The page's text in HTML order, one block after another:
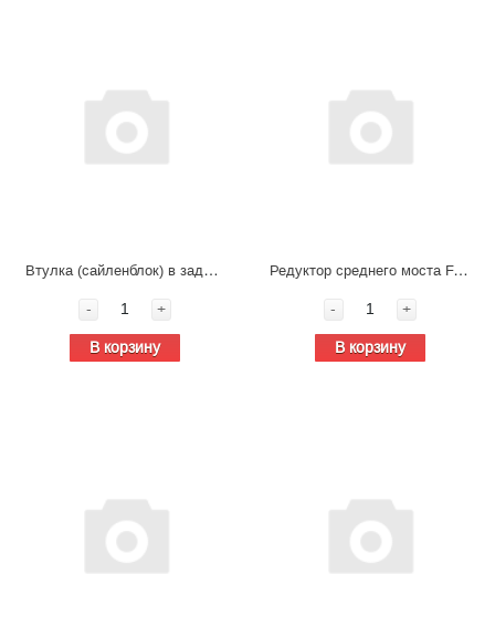
Втулка (сайленблок) в заднюю тягу стабилизатора FAW J7
-
+
В корзину
Редуктор среднего моста FAW J7 2400010-DY648*498 (3.417)
-
+
В корзину